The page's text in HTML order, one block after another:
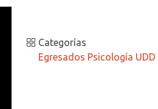
Categorías
Egresados Psicología UDD